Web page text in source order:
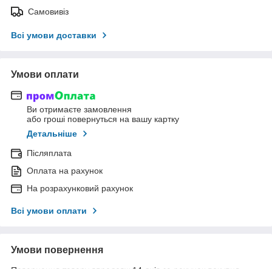
Самовивіз
Всі умови доставки
Умови оплати
Ви отримаєте замовлення
або гроші повернуться на вашу картку
Детальніше
Післяплата
Оплата на рахунок
На розрахунковий рахунок
Всі умови оплати
Умови повернення